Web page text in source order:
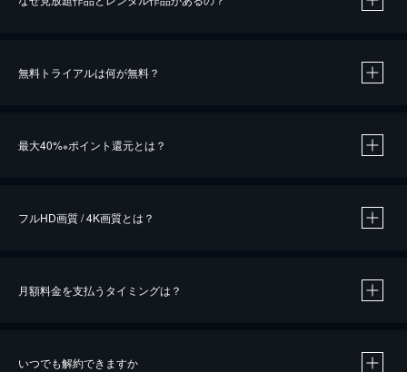
無料トライアルは何が無料？
最大40%※ポイント還元とは？
※40％ポイント還元の対象は、クレジットカード決済による作品の購入 / レンタルです。
iOSアプリのUコイン決済による作品の購入 / レンタルは、20％のポイント還元です。
フルHD画質 / 4K画質とは？
月額料金を支払うタイミングは？
いつでも解約できますか